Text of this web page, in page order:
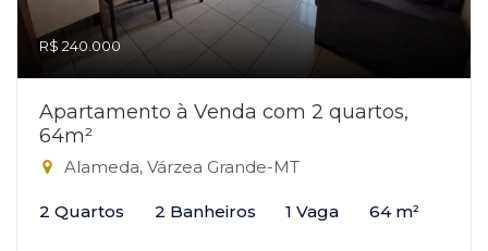
R$ 240.000
Apartamento à Venda com 2 quartos,
64m²
Alameda, Várzea Grande-MT
2 Quartos 2 Banheiros 1 Vaga 64 m²